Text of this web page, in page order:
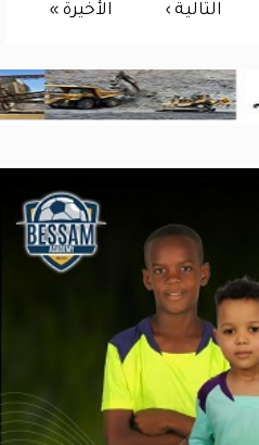
التالية › الأخيرة »